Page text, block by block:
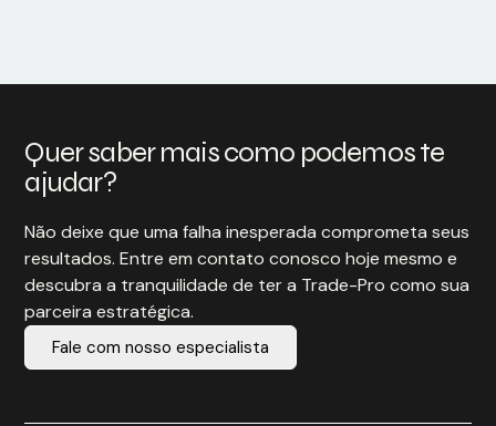
Quer saber mais como podemos te
ajudar?
Não deixe que uma falha inesperada comprometa seus
resultados. Entre em contato conosco hoje mesmo e
descubra a tranquilidade de ter a Trade-Pro como sua
parceira estratégica.
Fale com nosso especialista